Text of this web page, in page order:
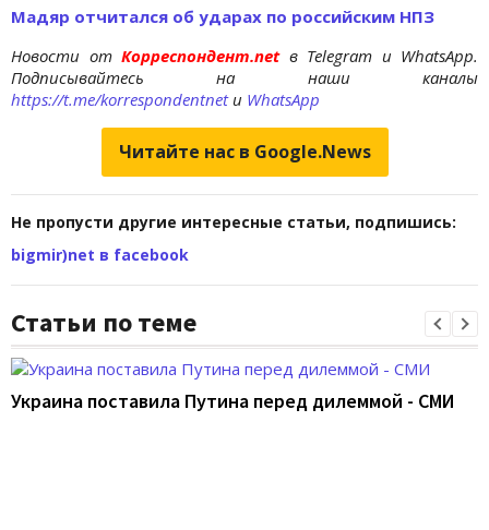
Мадяр отчитался об ударах по российским НПЗ
Новости отКорреспондент.net в Telegram и WhatsApp.
Подписывайтесь на наши каналы
https://t.me/korrespondentnetи WhatsApp
Читайте нас в Google.News
Не пропусти другие интересные статьи, подпишись:
bigmir)net в facebook
Статьи по теме
Украина поставила Путина перед дилеммой - СМИ